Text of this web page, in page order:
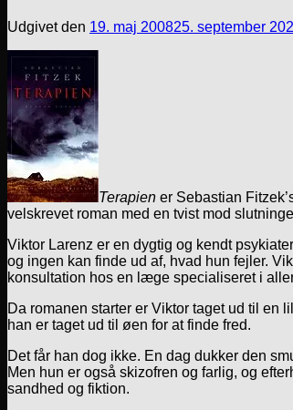
Udgivet den 19. maj 200825. september
Terapien er Sebastian
velskrevet roman med en tvist mod
Viktor Larenz er en dygtig og kendt
og ingen kan finde ud af, hvad hun fejler.
konsultation hos en læge specialiseret i
Da romanen starter er Viktor taget ud til en
han er taget ud til øen for at finde fred.
Det får han dog ikke. En dag dukker den
Men hun er også skizofren og farlig, og
sandhed og fiktion.